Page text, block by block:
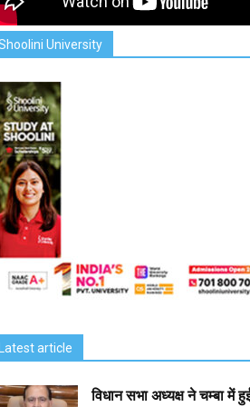
University
article
विधान सभा अध्यक्ष ने चम्बा में